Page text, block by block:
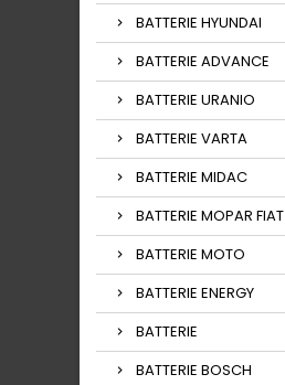
BATTERIE HYUNDAI
BATTERIE ADVANCE
BATTERIE URANIO
BATTERIE VARTA
BATTERIE MIDAC
BATTERIE MOPAR FIAT
BATTERIE MOTO
BATTERIE ENERGY
BATTERIE
BATTERIE BOSCH